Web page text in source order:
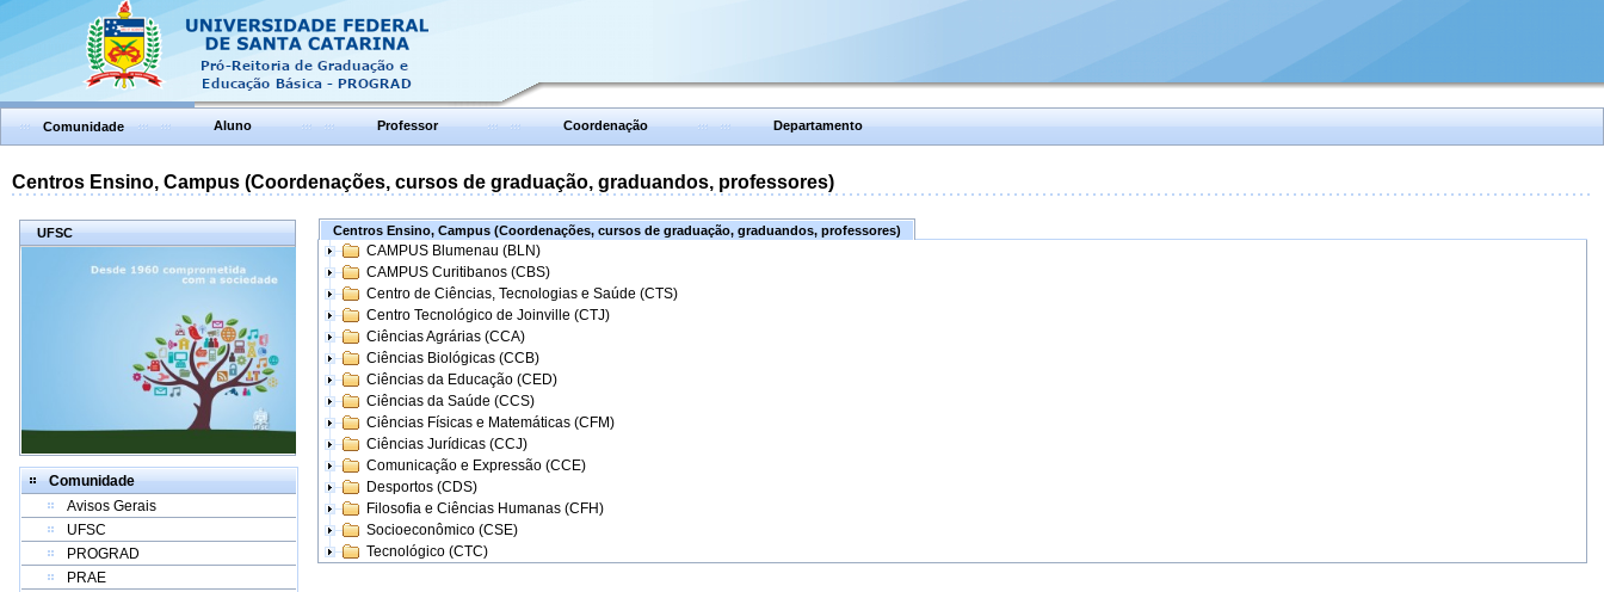
Comunidade Aluno Professor Coordenação Departamento
Centros Ensino, Campus (Coordenações, cursos de graduação, graduandos, professores)
UFSC
Comunidade
Avisos Gerais
UFSC
PROGRAD
PRAE
Centros Ensino, Campus (Coordenações, cursos de graduação, graduandos, professores)
CAMPUS Blumenau (BLN)
CAMPUS Curitibanos (CBS)
Centro de Ciências, Tecnologias e Saúde (CTS)
Centro Tecnológico de Joinville (CTJ)
Ciências Agrárias (CCA)
Ciências Biológicas (CCB)
Ciências da Educação (CED)
Ciências da Saúde (CCS)
Ciências Físicas e Matemáticas (CFM)
Ciências Jurídicas (CCJ)
Comunicação e Expressão (CCE)
Desportos (CDS)
Filosofia e Ciências Humanas (CFH)
Socioeconômico (CSE)
Tecnológico (CTC)